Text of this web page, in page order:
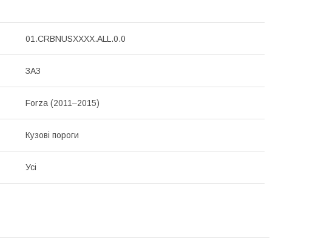
01.CRBNUSXXXX.ALL.0.0
ЗАЗ
Forza (2011–2015)
Кузові пороги
Усі